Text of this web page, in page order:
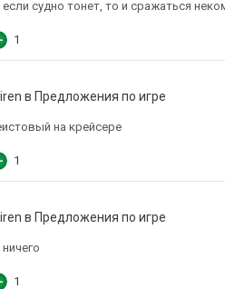
судно тонет, то и сражаться
1
в Предложения по игре
на крейсере
1
в Предложения по игре
1